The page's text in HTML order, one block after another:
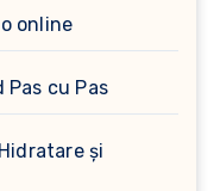
online
Pas cu Pas
și